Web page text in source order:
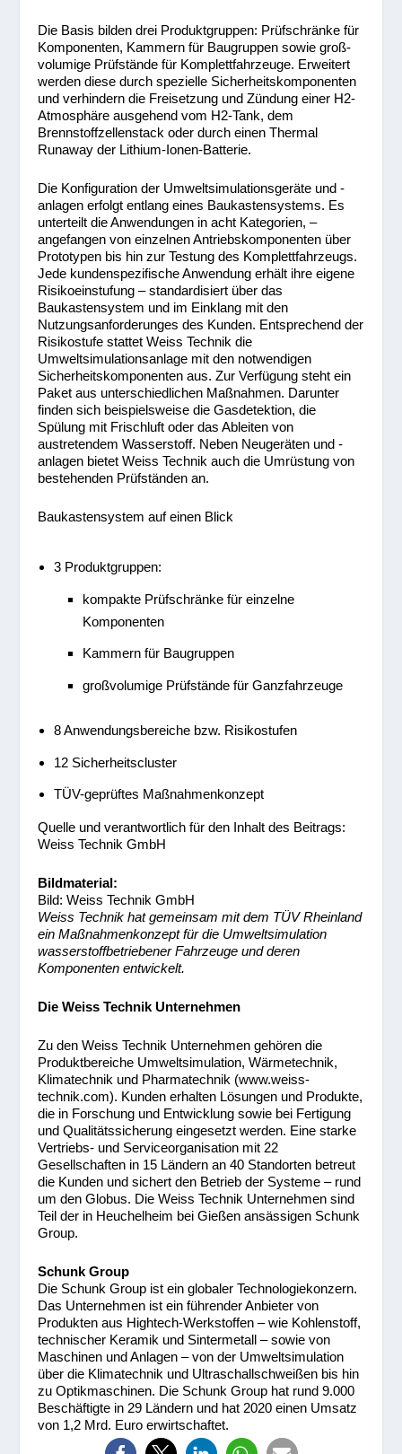
Die Basis bilden drei Produktgruppen: Prüfschränke für
Komponenten, Kammern für Baugruppen sowie groß­
volumige Prüfstände für Komplettfahrzeuge. Erweitert
werden diese durch spezielle Sicherheitskomponenten
und verhindern die Freisetzung und Zündung einer H2-
Atmosphäre ausgehend vom H2-Tank, dem
Brennstoffzellenstack oder durch einen Thermal
Runaway der Lithium-Ionen-Batterie.
Die Konfiguration der Umweltsimulationsgeräte und -
anlagen erfolgt entlang eines Baukastensystems. Es
unterteilt die Anwendungen in acht Kategorien, –
angefangen von einzelnen Antriebskomponenten über
Prototypen bis hin zur Testung des Komplettfahrzeugs.
Jede kundenspezifische Anwendung erhält ihre eigene
Risikoeinstufung – standardisiert über das
Baukastensystem und im Einklang mit den
Nutzungsanforderunges des Kunden. Entsprechend der
Risikostufe stattet Weiss Technik die
Umweltsimulationsanlage mit den notwendigen
Sicherheitskomponenten aus. Zur Verfügung steht ein
Paket aus unterschiedlichen Maßnahmen. Darunter
finden sich beispielsweise die Gasdetektion, die
Spülung mit Frischluft oder das Ableiten von
austretendem Wasserstoff. Neben Neugeräten und -
anlagen bietet Weiss Technik auch die Umrüstung von
bestehenden Prüfständen an.
Baukastensystem auf einen Blick
3 Produktgruppen:
kompakte Prüfschränke für einzelne
Komponenten
Kammern für Baugruppen
großvolumige Prüfstände für Ganzfahrzeuge
8 Anwendungsbereiche bzw. Risikostufen
12 Sicherheitscluster
TÜV-geprüftes Maßnahmenkonzept
Quelle und verantwortlich für den Inhalt des Beitrags:
Weiss Technik GmbH
Bildmaterial:
Bild: Weiss Technik GmbH
Weiss Technik hat gemeinsam mit dem TÜV Rheinland
ein Maßnahmenkonzept für die Umweltsimulation
wasserstoffbetriebener Fahrzeuge und deren
Komponenten entwickelt.
Die Weiss Technik Unternehmen
Zu den Weiss Technik Unternehmen gehören die
Produktbereiche Umweltsimulation, Wärmetechnik,
Klimatechnik und Pharmatechnik (www.weiss-
technik.com). Kunden erhalten Lösungen und Produkte,
die in Forschung und Entwicklung sowie bei Fertigung
und Qualitätssicherung eingesetzt werden. Eine starke
Vertriebs- und Serviceorganisation mit 22
Gesellschaften in 15 Ländern an 40 Standorten betreut
die Kunden und sichert den Betrieb der Systeme – rund
um den Globus. Die Weiss Technik Unternehmen sind
Teil der in Heuchelheim bei Gießen ansässigen Schunk
Group.
Schunk Group
Die Schunk Group ist ein globaler Technologiekonzern.
Das Unternehmen ist ein führender Anbieter von
Produkten aus Hightech-Werkstoffen – wie Kohlenstoff,
technischer Keramik und Sintermetall – sowie von
Maschinen und Anlagen – von der Umweltsimulation
über die Klimatechnik und Ultraschallschweißen bis hin
zu Optikmaschinen. Die Schunk Group hat rund 9.000
Beschäftigte in 29 Ländern und hat 2020 einen Umsatz
von 1,2 Mrd. Euro erwirtschaftet.